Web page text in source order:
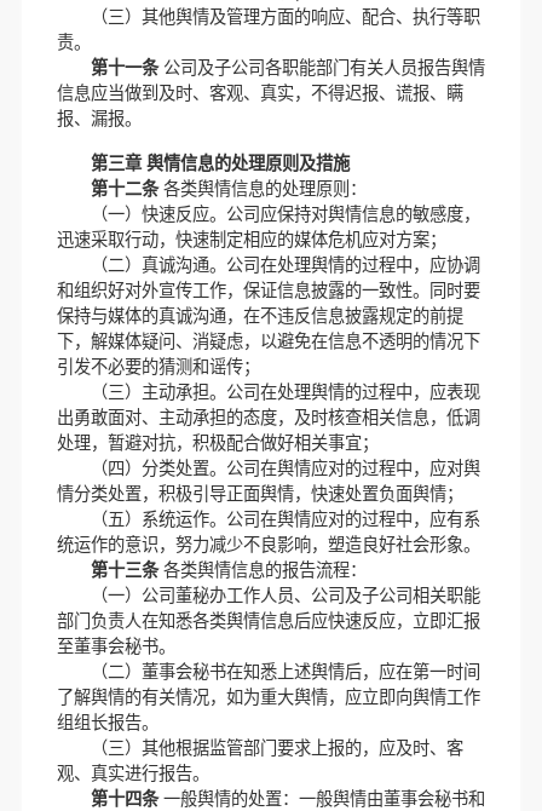
（三）其他舆情及管理方面的响应、配合、执行等职
责。
第十一条公司及子公司各职能部门有关人员报告舆情
信息应当做到及时、客观、真实，不得迟报、谎报、瞒
报、漏报。
第三章 舆情信息的处理原则及措施
第十二条各类舆情信息的处理原则：
（一）快速反应。公司应保持对舆情信息的敏感度，
迅速采取行动，快速制定相应的媒体危机应对方案；
（二）真诚沟通。公司在处理舆情的过程中，应协调
和组织好对外宣传工作，保证信息披露的一致性。同时要
保持与媒体的真诚沟通，在不违反信息披露规定的前提
下，解媒体疑问、消疑虑，以避免在信息不透明的情况下
引发不必要的猜测和谣传；
（三）主动承担。公司在处理舆情的过程中，应表现
出勇敢面对、主动承担的态度，及时核查相关信息，低调
处理，暂避对抗，积极配合做好相关事宜；
（四）分类处置。公司在舆情应对的过程中，应对舆
情分类处置，积极引导正面舆情，快速处置负面舆情；
（五）系统运作。公司在舆情应对的过程中，应有系
统运作的意识，努力减少不良影响，塑造良好社会形象。
第十三条各类舆情信息的报告流程：
（一）公司董秘办工作人员、公司及子公司相关职能
部门负责人在知悉各类舆情信息后应快速反应，立即汇报
至董事会秘书。
（二）董事会秘书在知悉上述舆情后，应在第一时间
了解舆情的有关情况，如为重大舆情，应立即向舆情工作
组组长报告。
（三）其他根据监管部门要求上报的，应及时、客
观、真实进行报告。
第十四条一般舆情的处置：一般舆情由董事会秘书和